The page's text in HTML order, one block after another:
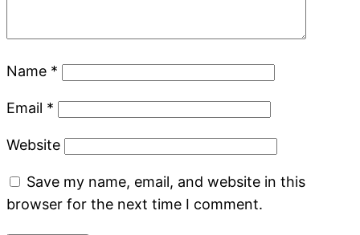
Name *
Email *
Website
Save my name, email, and website in this
browser for the next time I comment.